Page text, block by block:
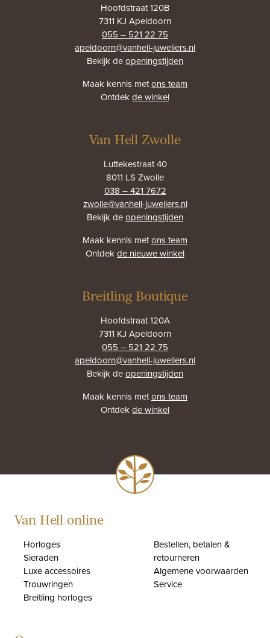
Hoofdstraat 120B
7311 KJ Apeldoorn
055 – 521 22 75
apeldoorn@vanhell-juweliers.nl
Bekijk deopeningstijden
Maak kennis metons team
Ontdekde winkel
Van Hell Zwolle
Luttekestraat 40
8011 LS Zwolle
038 – 421 7672
zwolle@vanhell-juweliers.nl
Bekijk deopeningstijden
Maak kennis metons team
Ontdekde nieuwe winkel
Breitling Boutique
Hoofdstraat 120A
7311 KJ Apeldoorn
055 – 521 22 75
apeldoorn@vanhell-juweliers.nl
Bekijk deopeningstijden
Maak kennis metons team
Ontdekde winkel
Van Hell online
Horloges
Sieraden
Luxe accessoires
Trouwringen
Breitling horloges
Bestellen, betalen &
retourneren
Algemene voorwaarden
Service